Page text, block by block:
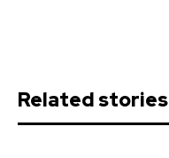
Related stories